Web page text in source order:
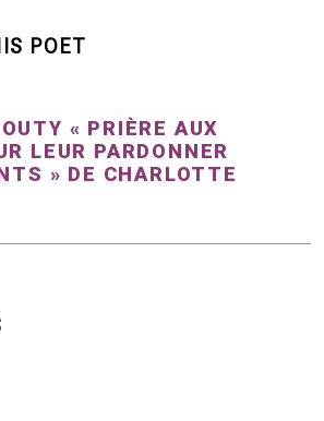
POET
« PRIÈRE AUX
LEUR PARDONNER
» DE CHARLOTTE